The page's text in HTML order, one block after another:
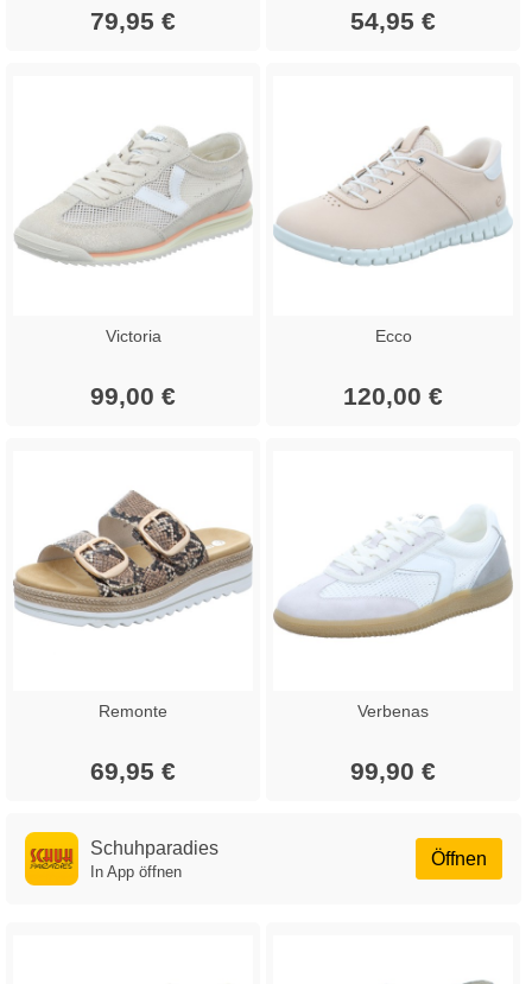
79,95 € 54,95 €
Victoria
99,00 €
Ecco
120,00 €
Remonte
69,95 €
Verbenas
99,90 €
Öffnen
Schuhparadies
In App öffnen